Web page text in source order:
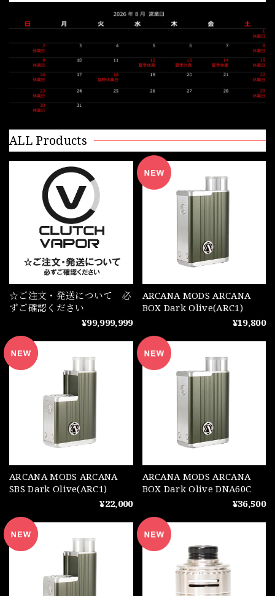
ALL Products
☆ご注文・発送について 必
ずご確認ください
¥99,999,999
ARCANA MODS ARCANA
BOX Dark Olive(ARC1)
¥19,800
ARCANA MODS ARCANA
SBS Dark Olive(ARC1)
¥22,000
ARCANA MODS ARCANA
BOX Dark Olive DNA60C
¥36,500